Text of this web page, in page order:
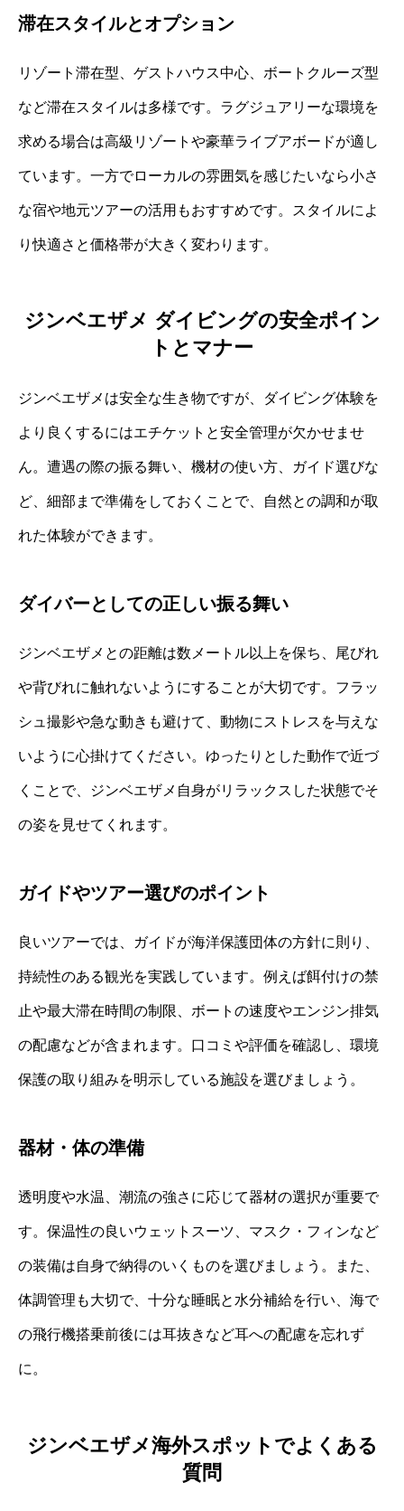
滞在スタイルとオプション
リゾート滞在型、ゲストハウス中心、ボートクルーズ型
など滞在スタイルは多様です。ラグジュアリーな環境を
求める場合は高級リゾートや豪華ライブアボードが適し
ています。一方でローカルの雰囲気を感じたいなら小さ
な宿や地元ツアーの活用もおすすめです。スタイルによ
り快適さと価格帯が大きく変わります。
ジンベエザメ ダイビングの安全ポイン
トとマナー
ジンベエザメは安全な生き物ですが、ダイビング体験を
より良くするにはエチケットと安全管理が欠かせませ
ん。遭遇の際の振る舞い、機材の使い方、ガイド選びな
ど、細部まで準備をしておくことで、自然との調和が取
れた体験ができます。
ダイバーとしての正しい振る舞い
ジンベエザメとの距離は数メートル以上を保ち、尾びれ
や背びれに触れないようにすることが大切です。フラッ
シュ撮影や急な動きも避けて、動物にストレスを与えな
いように心掛けてください。ゆったりとした動作で近づ
くことで、ジンベエザメ自身がリラックスした状態でそ
の姿を見せてくれます。
ガイドやツアー選びのポイント
良いツアーでは、ガイドが海洋保護団体の方針に則り、
持続性のある観光を実践しています。例えば餌付けの禁
止や最大滞在時間の制限、ボートの速度やエンジン排気
の配慮などが含まれます。口コミや評価を確認し、環境
保護の取り組みを明示している施設を選びましょう。
器材・体の準備
透明度や水温、潮流の強さに応じて器材の選択が重要で
す。保温性の良いウェットスーツ、マスク・フィンなど
の装備は自身で納得のいくものを選びましょう。また、
体調管理も大切で、十分な睡眠と水分補給を行い、海で
の飛行機搭乗前後には耳抜きなど耳への配慮を忘れず
に。
ジンベエザメ海外スポットでよくある
質問